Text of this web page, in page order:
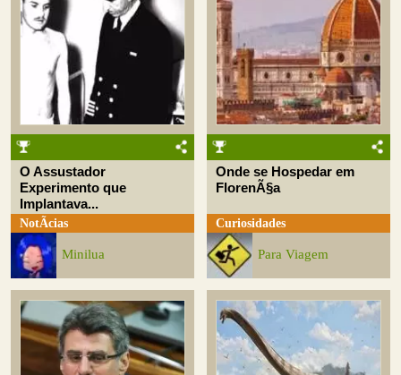
O Assustador
Experimento que
Implantava...
NotÃ­cias
Minilua
Onde se Hospedar em
FlorenÃ§a
Curiosidades
Para Viagem